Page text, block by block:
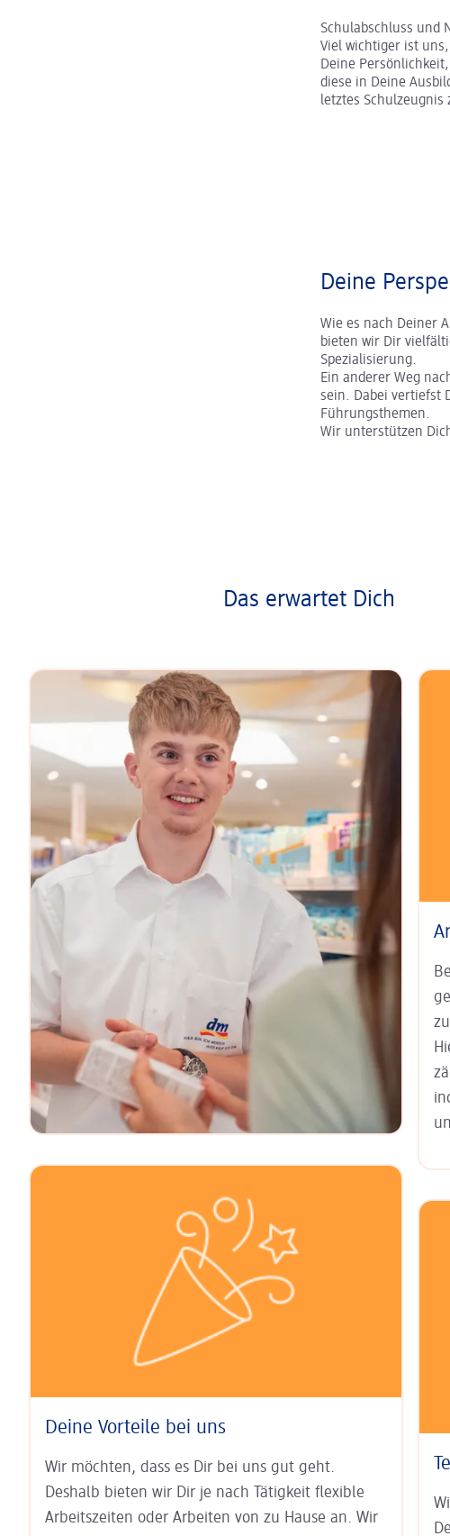
Schulabschluss und
Viel wichtiger ist
Deine
diese in Deine
letztes Schulzeugnis
Deine
Wie es nach Deiner
bieten wir Dir
Spezialisierung.
Ein anderer Weg
sein. Dabei vertiefst
Führungsthemen.
Wir unterstützen
Das erwartet Dich
Deine Vorteile bei uns
Wir möchten, dass es Dir bei uns gut geht.
Deshalb bieten wir Dir je nach Tätigkeit flexible
Arbeits­zeiten oder Arbeiten von zu Hause an. Wir